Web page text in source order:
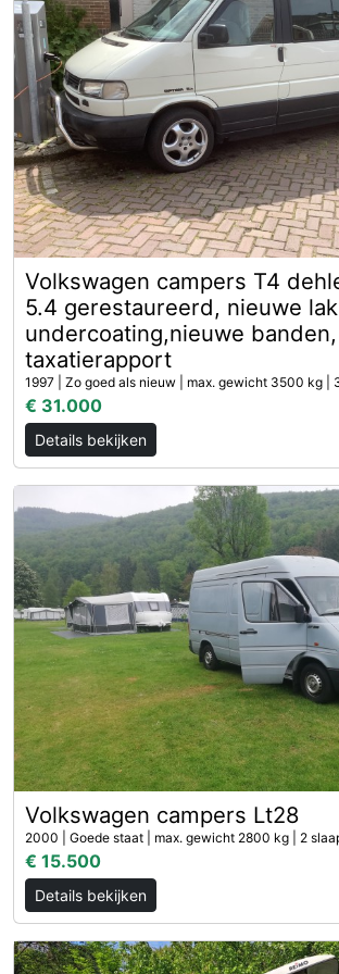
Volkswagen campers T4
5.4 gerestaureerd, nieuwe
undercoating,nieuwe banden,
taxatierapport
1997 | Zo goed als nieuw | max. gewicht 3500 kg |
€ 31.000
Details bekijken
Volkswagen campers Lt28
2000 | Goede staat | max. gewicht 2800 kg | 2
€ 15.500
Details bekijken